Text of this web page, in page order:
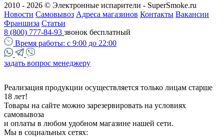
2010 - 2026 © Электронные испарители - SuperSmoke.ru
Новости Самовывоз Адреса магазинов Контакты Вакансии
Франшиза Статьи
8 (800) 777-84-93 звонок бесплатный
Время работы: с 9:00 до 22:00
задать вопрос менеджеру
Реализация продукции осуществляется только лицам старше
18 лет!
Товары на сайте можно зарезервировать на условиях
самовывоза
и оплаты в любом удобном магазине нашей сети.
Мы в социальных сетях: